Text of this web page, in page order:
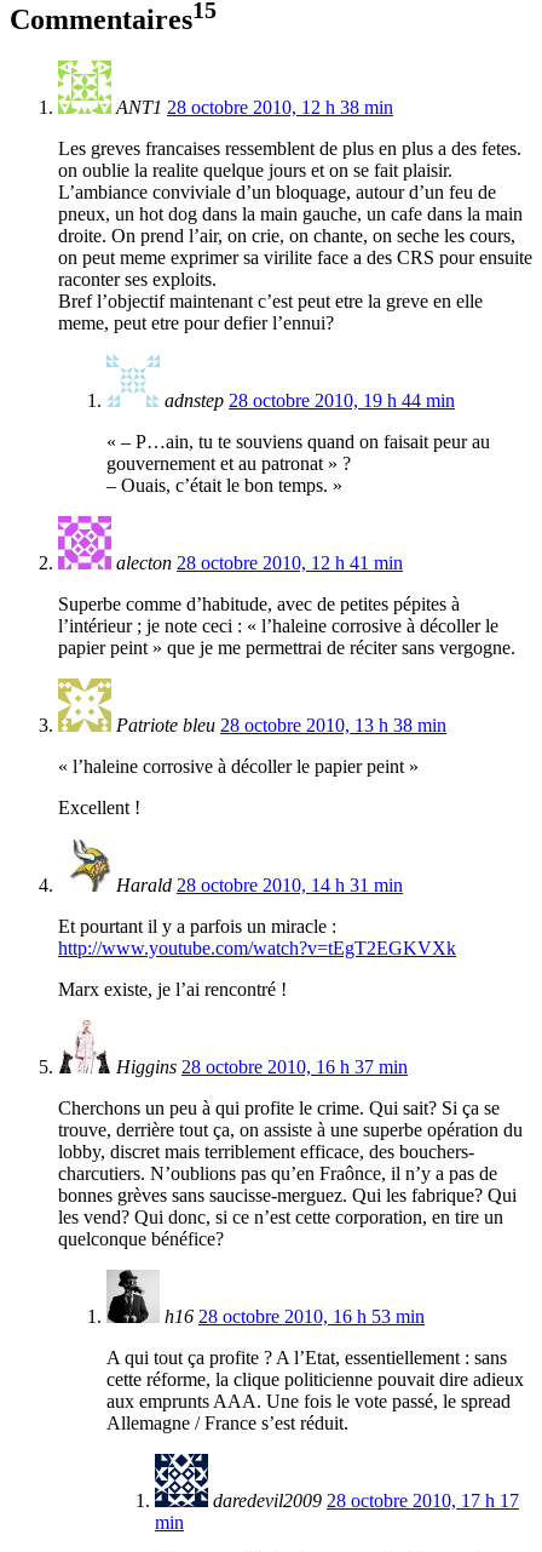
Commentaires15
ANT1 28 octobre 2010, 12 h 38 min
Les greves francaises ressemblent de plus en plus a des fetes.
on oublie la realite quelque jours et on se fait plaisir.
L’ambiance conviviale d’un bloquage, autour d’un feu de
pneux, un hot dog dans la main gauche, un cafe dans la main
droite. On prend l’air, on crie, on chante, on seche les cours,
on peut meme exprimer sa virilite face a des CRS pour ensuite
raconter ses exploits.
Bref l’objectif maintenant c’est peut etre la greve en elle
meme, peut etre pour defier l’ennui?
adnstep 28 octobre 2010, 19 h 44 min
« – P…ain, tu te souviens quand on faisait peur au
gouvernement et au patronat » ?
– Ouais, c’était le bon temps. »
alecton 28 octobre 2010, 12 h 41 min
Superbe comme d’habitude, avec de petites pépites à
l’intérieur ; je note ceci : « l’haleine corrosive à décoller le
papier peint » que je me permettrai de réciter sans vergogne.
Patriote bleu 28 octobre 2010, 13 h 38 min
« l’haleine corrosive à décoller le papier peint »
Excellent !
Harald 28 octobre 2010, 14 h 31 min
Et pourtant il y a parfois un miracle :
http://www.youtube.com/watch?v=tEgT2EGKVXk
Marx existe, je l’ai rencontré !
Higgins 28 octobre 2010, 16 h 37 min
Cherchons un peu à qui profite le crime. Qui sait? Si ça se
trouve, derrière tout ça, on assiste à une superbe opération du
lobby, discret mais terriblement efficace, des bouchers-
charcutiers. N’oublions pas qu’en Fraônce, il n’y a pas de
bonnes grèves sans saucisse-merguez. Qui les fabrique? Qui
les vend? Qui donc, si ce n’est cette corporation, en tire un
quelconque bénéfice?
h16 28 octobre 2010, 16 h 53 min
A qui tout ça profite ? A l’Etat, essentiellement : sans
cette réforme, la clique politicienne pouvait dire adieux
aux emprunts AAA. Une fois le vote passé, le spread
Allemagne / France s’est réduit.
daredevil2009 28 octobre 2010, 17 h 17
min